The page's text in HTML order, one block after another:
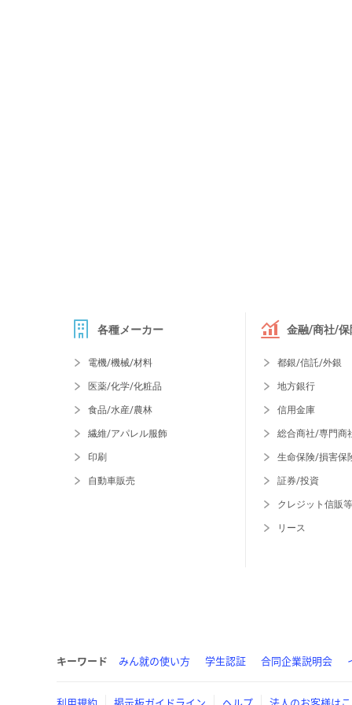
各種メーカー
電機/機械/材料
医薬/化学/化粧品
食品/水産/農林
繊維/アパレル服飾
印刷
自動車販売
金融/商社/保
都銀/信託/外銀
地方銀行
信用金庫
総合商社/専門商
生命保険/損害保
証券/投資
クレジット信販等
リース
キーワード みん就の使い方 学生認証 合同企業説明会